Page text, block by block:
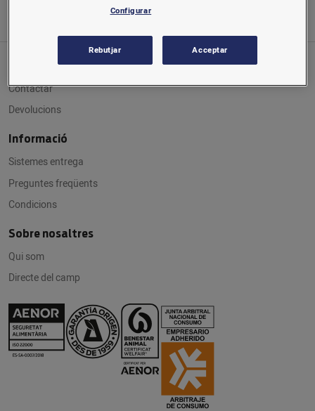
Servei al client
Contactar
Devolucions
Informació
Sistemes entrega
Preguntes freqüents
Condicions
Sobre nosaltres
Qui som
Directe del camp
Configurar
Rebutjar Acceptar